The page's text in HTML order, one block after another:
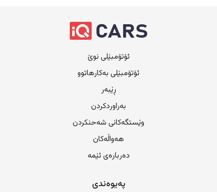
ئۆتۆمبێلی نوێ
ئۆتۆمبێلی بەکارهاتوو
ڕێبەر
بەراوردکردن
وێستگەکانی شەحنکردن
هەواڵەکان
دەربارەی ئێمە
پەیوەندی